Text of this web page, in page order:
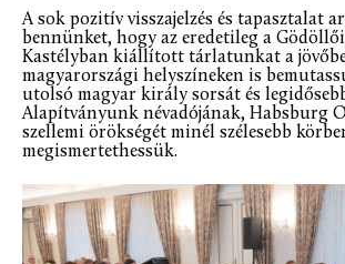
A sok pozitív visszajelzés és tapasztalat
bennünket, hogy az eredetileg a
Kastélyban kiállított tárlatunkat a
magyarországi helyszíneken is
utolsó magyar király sorsát és
Alapítványunk névadójának, Habsburg
szellemi örökségét minél szélesebb
megismertethessük.